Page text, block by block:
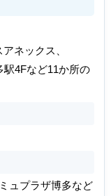
ネックス、
4Fなど11か所の
ュプラザ博多など